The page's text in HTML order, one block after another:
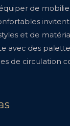
de
et de
avec des
de circulation